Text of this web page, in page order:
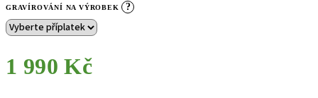
GRAVÍROVÁNÍ NA VÝROBEK ?
1 990 Kč